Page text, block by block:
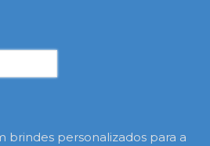
brindes personalizados para a